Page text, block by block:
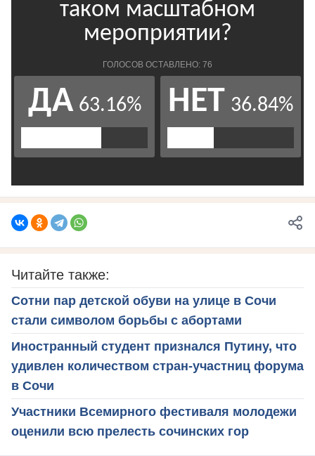
Читайте также:
Сотни пар детской обуви на улице в Сочи
стали символом борьбы с абортами
Иностранный студент признался Путину, что
удивлен количеством стран-участниц форума
в Сочи
Участники Всемирного фестиваля молодежи
оценили всю прелесть сочинских гор